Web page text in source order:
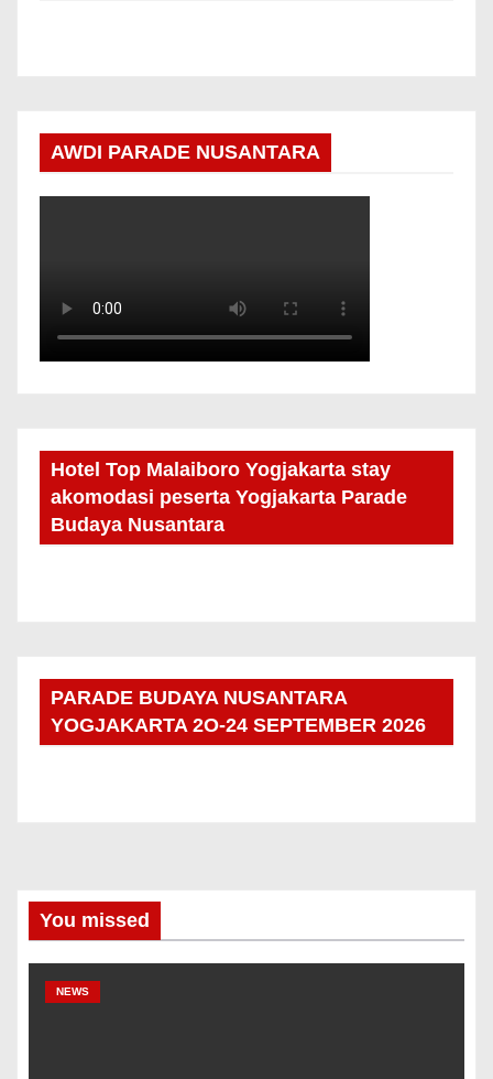
AWDI PARADE NUSANTARA
Hotel Top Malaiboro Yogjakarta stay
akomodasi peserta Yogjakarta Parade
Budaya Nusantara
PARADE BUDAYA NUSANTARA
YOGJAKARTA 2O-24 SEPTEMBER 2026
You missed
NEWS